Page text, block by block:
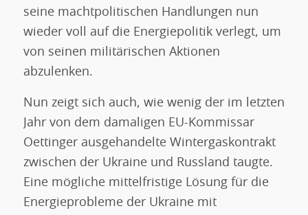
seine machtpolitischen Handlungen nun
wieder voll auf die Energiepolitik verlegt, um
von seinen militärischen Aktionen
abzulenken.
Nun zeigt sich auch, wie wenig der im letzten
Jahr von dem damaligen EU-Kommissar
Oettinger ausgehandelte Wintergaskontrakt
zwischen der Ukraine und Russland taugte.
Eine mögliche mittelfristige Lösung für die
Energieprobleme der Ukraine mit